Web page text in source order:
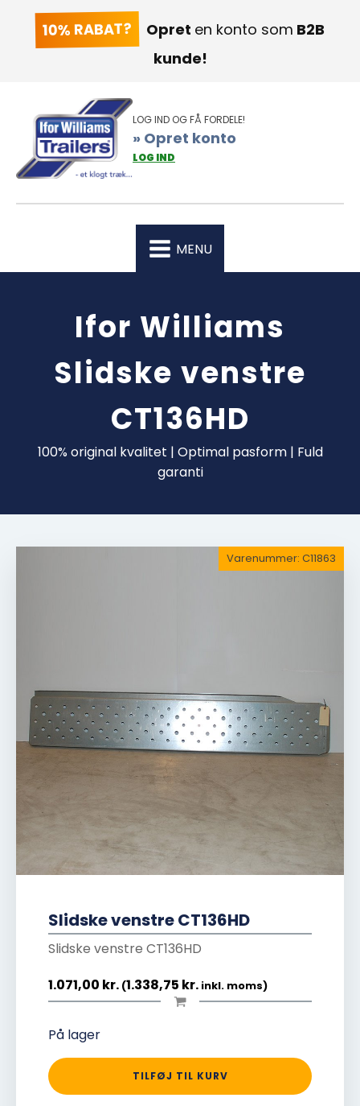
10% RABAT? Opret en konto som B2B
kunde!
LOG IND OG FÅ FORDELE!
» Opret konto
LOG IND
MENU
Ifor Williams
Slidske venstre
CT136HD
100% original kvalitet | Optimal pasform | Fuld
garanti
Slidske venstre CT136HD
Slidske venstre CT136HD
1.071,00 kr. (1.338,75 kr. inkl. moms)
På lager
TILFØJ TIL KURV
Varenummer: C11863